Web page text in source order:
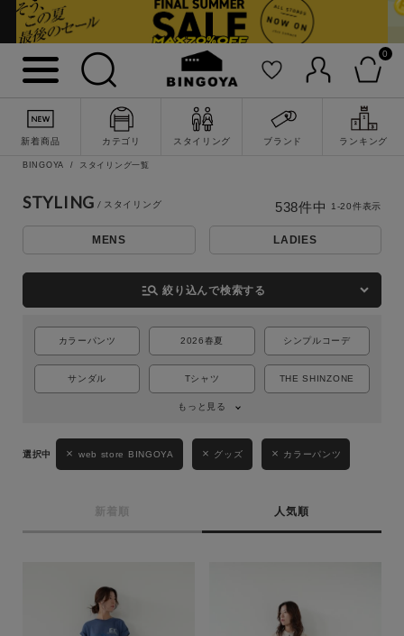
0
新着商品 カテゴリ スタイリング ブランド ランキング
詳細検索
BINGOYA スタイリング一覧
STYLING
MENS LADIES
manage_search 絞り込んで検索する
カラーパンツ 2026春夏 シンプルコーデ
サンダル Tシャツ THE SHINZONE
もっと見る
web store BINGOYA グッズ カラーパンツ
新着順 人気順
538件中 1-20件表示